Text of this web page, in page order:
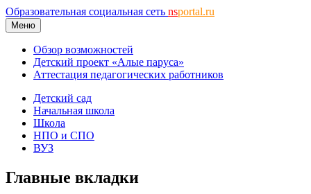
Образовательная социальная сеть nsportal.ru
Меню
Обзор возможностей
Детский проект «Алые паруса»
Аттестация педагогических работников
Детский сад
Начальная школа
Школа
НПО и СПО
ВУЗ
Главные вкладки